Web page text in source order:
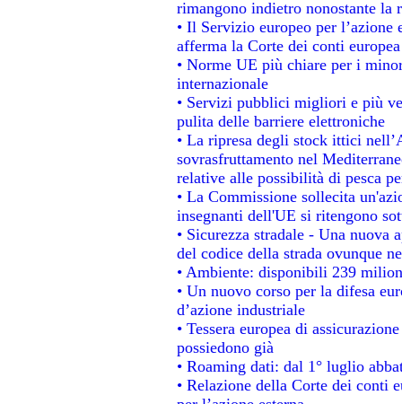
rimangono indietro nonostante la
• Il Servizio europeo per l’azione
afferma la Corte dei conti europea
• Norme UE più chiare per i
internazionale
• Servizi pubblici migliori e più
pulita delle barriere elettroniche
• La ripresa degli stock ittici
sovrasfruttamento nel
relative alle possibilità di pesca
• La Commissione sollecita
insegnanti dell'UE si ritengono
• Sicurezza stradale - Una nuova
del codice della strada ovunque
• Ambiente: disponibili 239
• Un nuovo corso per la difesa
d’azione industriale
• Tessera europea di
possiedono già
• Roaming dati: dal 1° luglio
• Relazione della Corte dei conti